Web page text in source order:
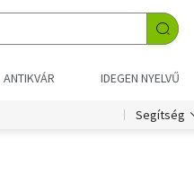
ANTIKVÁR IDEGEN NYELVŰ
Segítség